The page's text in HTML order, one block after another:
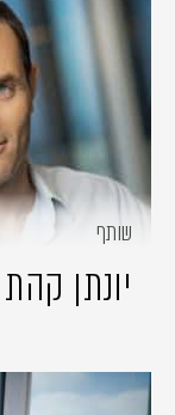
שותף
יונתן קהת